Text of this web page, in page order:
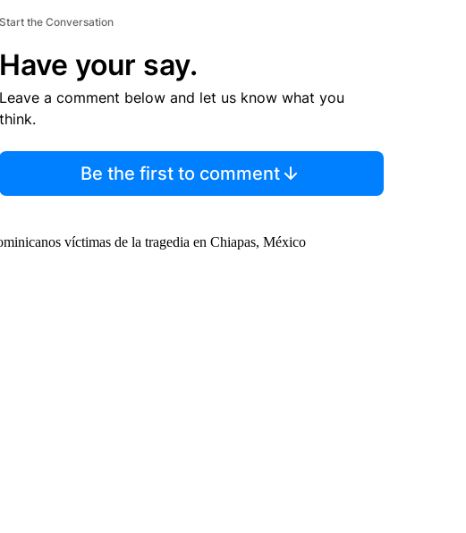
Start the Conversation
Have your say.
Leave a comment below and let us know what you
think.
Be the first to comment
víctimas de la tragedia en Chiapas, México